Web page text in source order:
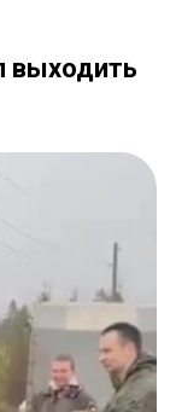
выходить